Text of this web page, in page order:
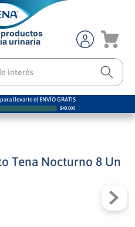
productos
urinaria
de interés
llevarte el ENVÍO GRATIS
$40.000
Tena Nocturno 8 Un